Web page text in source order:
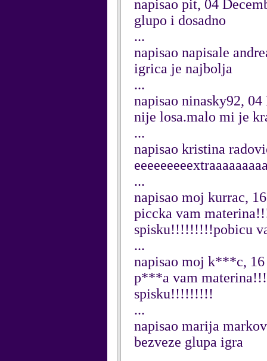
napisao pit, 04
glupo i dosadno
...
napisao napisale
igrica je najbolja
...
napisao ninasky92,
nije losa.malo mi je
...
napisao kristina
...
napisao moj kurrac,
piccka vam
spisku!!!!!!!!!pobicu
...
napisao moj k***c, 16
p***a vam
spisku!!!!!!!!!
...
napisao marija
bezveze glupa igra